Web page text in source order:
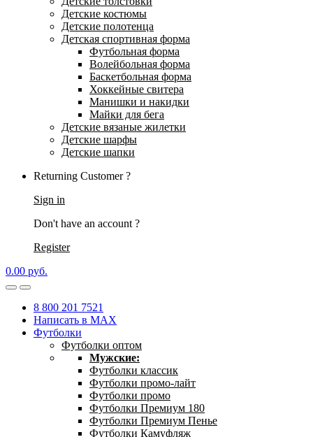
Детские костюмы
Детские полотенца
Детская спортивная форма
Футбольная форма
Волейбольная форма
Баскетбольная форма
Хоккейные свитера
Манишки и накидки
Майки для бега
Детские вязаные жилетки
Детские шарфы
Детские шапки
Returning Customer ?
Sign in
Don't have an account ?
Register
0.00 руб.
8 800 201 7521
Написать в MAX
Футболки
Футболки оптом
Мужские:
Футболки классик
Футболки промо-лайт
Футболки промо
Футболки Премиум 180
Футболки Премиум Пенье
Футболки Камуфляж